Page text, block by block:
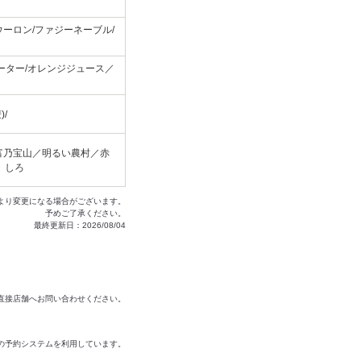
ロン/ファジーネーブル/
ター/オレンジジュース／
宝山／明るい農村／赤
しろ
変更になる場合がございます。
予めご了承ください。
最終更新日：2026/08/04
店舗へお問い合わせください。
約システムを利用しています。